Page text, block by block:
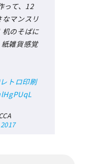
って、12
マンスリ
机のそばに
雑貨感覚
トロ印刷